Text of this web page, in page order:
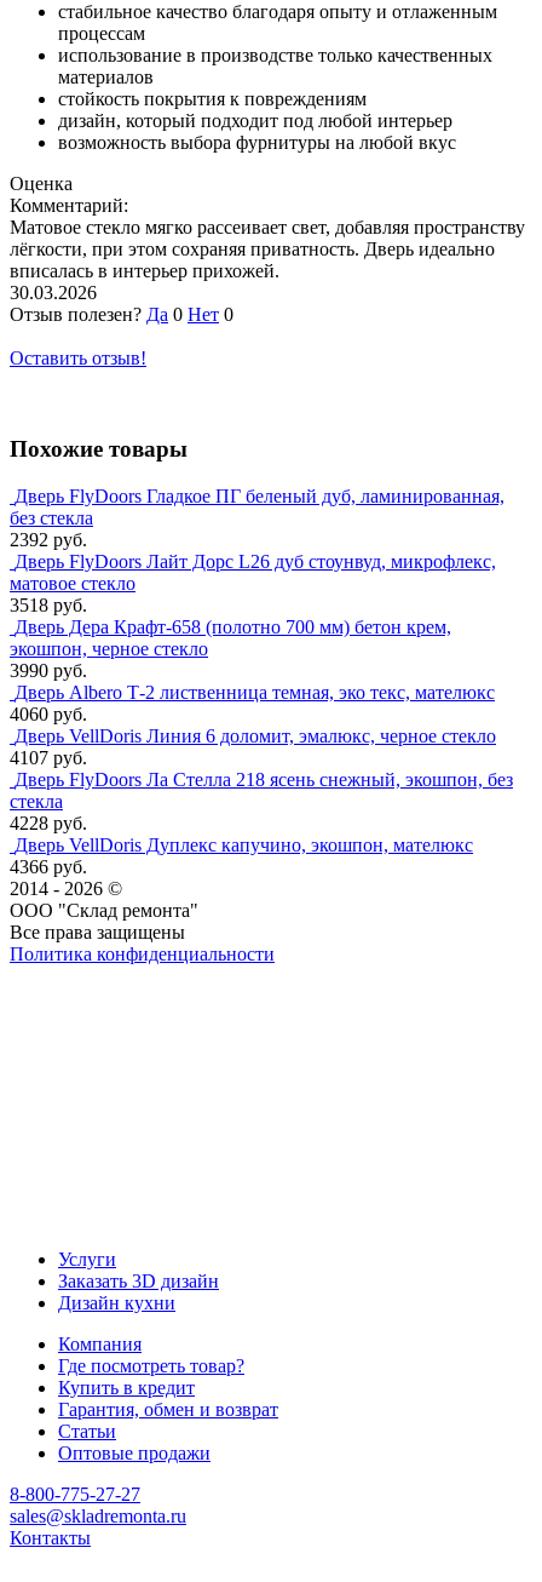
стабильное качество благодаря опыту и отлаженным
процессам
использование в производстве только качественных
материалов
стойкость покрытия к повреждениям
дизайн, который подходит под любой интерьер
возможность выбора фурнитуры на любой вкус
Оценка
Комментарий:
Матовое стекло мягко рассеивает свет, добавляя пространству
лёгкости, при этом сохраняя приватность. Дверь идеально
вписалась в интерьер прихожей.
30.03.2026
Отзыв полезен? Да 0 Нет 0
Оставить отзыв!
Похожие товары
Дверь FlyDoors Гладкое ПГ беленый дуб, ламинированная,
без стекла
2392 руб.
Дверь FlyDoors Лайт Дорс L26 дуб стоунвуд, микрофлекс,
матовое стекло
3518 руб.
Дверь Дера Крафт-658 (полотно 700 мм) бетон крем,
экошпон, черное стекло
3990 руб.
Дверь Albero Т-2 лиственница темная, эко текс, мателюкс
4060 руб.
Дверь VellDoris Линия 6 доломит, эмалюкс, черное стекло
4107 руб.
Дверь FlyDoors Ла Стелла 218 ясень снежный, экошпон, без
стекла
4228 руб.
Дверь VellDoris Дуплекс капучино, экошпон, мателюкс
4366 руб.
2014 - 2026 ©
ООО "Склад ремонта"
Все права защищены
Политика конфиденциальности
Услуги
Заказать 3D дизайн
Дизайн кухни
Компания
Где посмотреть товар?
Купить в кредит
Гарантия, обмен и возврат
Статьи
Оптовые продажи
8-800-775-27-27
sales@skladremonta.ru
Контакты